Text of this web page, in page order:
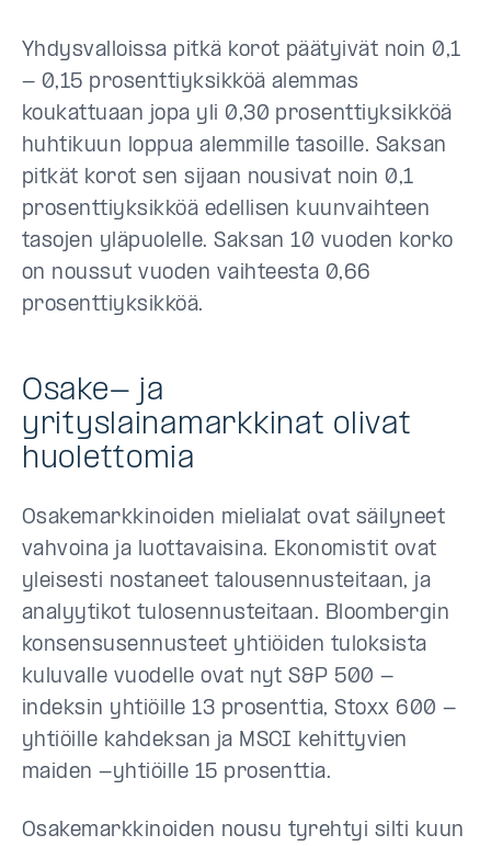
Yhdysvalloissa pitkä korot päätyivät noin 0,1
- 0,15 prosenttiyksikköä alemmas
koukattuaan jopa yli 0,30 prosenttiyksikköä
huhtikuun loppua alemmille tasoille. Saksan
pitkät korot sen sijaan nousivat noin 0,1
prosenttiyksikköä edellisen kuunvaihteen
tasojen yläpuolelle. Saksan 10 vuoden korko
on noussut vuoden vaihteesta 0,66
prosenttiyksikköä.
Osake- ja
yrityslainamarkkinat olivat
huolettomia
Osakemarkkinoiden mielialat ovat säilyneet
vahvoina ja luottavaisina. Ekonomistit ovat
yleisesti nostaneet talousennusteitaan, ja
analyytikot tulosennusteitaan. Bloombergin
konsensusennusteet yhtiöiden tuloksista
kuluvalle vuodelle ovat nyt S&P 500 -
indeksin yhtiöille 13 prosenttia, Stoxx 600 -
yhtiöille kahdeksan ja MSCI kehittyvien
maiden -yhtiöille 15 prosenttia.
Osakemarkkinoiden nousu tyrehtyi silti kuun